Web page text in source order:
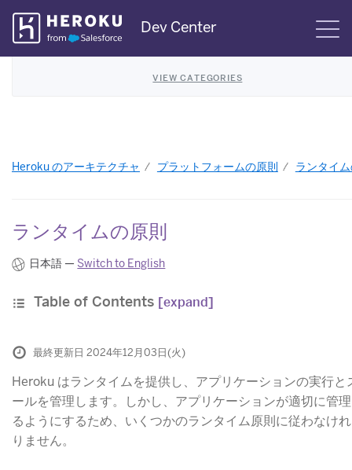
Skip
Navigation
Dev Center
VIEW CATEGORIES
Heroku のアーキテクチャ プラットフォームの原則 ランタイ
ランタイムの原則
日本語 — Switch to English
Table of Contents [expand]
最終更新日 2024年12月03日(火)
Heroku はランタイムを提供し、アプリケーションの実行と
ールを管理します。しかし、アプリケーションが適切に管
るようにするため、いくつかのランタイム原則に従わなけ
りません。